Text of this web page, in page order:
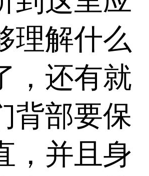
理解什么
，还有就
背部要保
，并且身